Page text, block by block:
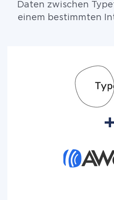
Daten zwischen
einem bestimmten